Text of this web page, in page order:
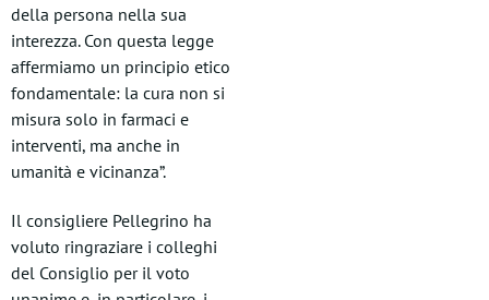
della persona nella sua
interezza. Con questa legge
affermiamo un principio etico
fondamentale: la cura non si
misura solo in farmaci e
interventi, ma anche in
umanità e vicinanza”.
Il consigliere Pellegrino ha
voluto ringraziare i colleghi
del Consiglio per il voto